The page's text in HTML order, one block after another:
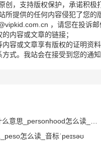
创，支持版权保护，承诺积极
所提供的任何内容侵犯了您的
，请您在投诉邮
的内容或文章的链接；
内容或文章享有版权的证明资料
方式。我站会在接受到您的通
怎么读_音标ˈpeɪsəʊ